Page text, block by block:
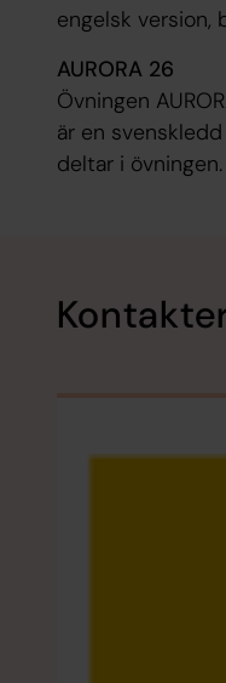
engelsk version,
AURORA 26
Övningen
är en
deltar i